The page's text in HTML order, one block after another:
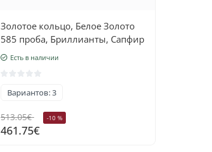
Золотое кольцо, Белое Золото
585 проба, Бриллианты, Сапфир
Есть в наличии
Вариантов: 3
513.05€ -10 %
461.75€